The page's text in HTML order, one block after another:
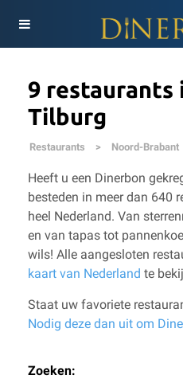
9 restaurants
Tilburg
Restaurants > Noord-Brabant
Heeft u een Dinerbon
besteden in meer dan 640
heel Nederland. Van
en van tapas tot
wils! Alle aangesloten
kaart van Nederland te
Staat uw favoriete
Nodig deze dan uit om
Zoeken: